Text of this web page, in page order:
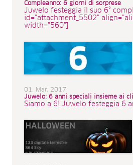
Compleanno: 6 giorni di sorprese
Juwelo festeggia il suo 6°
id="attachment_5502"
width="560"]
01. Mar. 2017
Juwelo: 6 anni speciali insieme ai
Siamo a 6! Juwelo festeggia 6